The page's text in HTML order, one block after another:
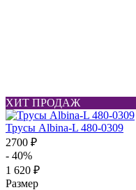
ХИТ ПРОДАЖ
Трусы Albina-L 480-0309
2700 ₽
- 40%
1 620 ₽
Размер